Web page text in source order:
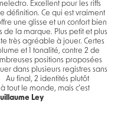
Excellent pour les riffs
définition. Ce qui est vraiment
une glisse et un confort bien
de la marque. Plus petit et plus
très agréable à jouer. Certes
et 1 tonalité, contre 2 de
positions proposées
dans plusieurs registres sans
Au final, 2 identités plutôt
tout le monde, mais c’est
Ley